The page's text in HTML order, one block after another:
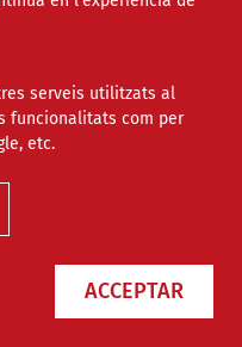
serveis utilitzats al
funcionalitats com per
etc.
ACCEPTAR